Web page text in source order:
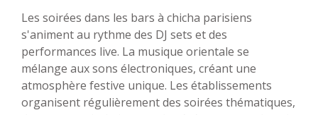
Les soirées dans les bars à chicha parisiens
s'animent au rythme des DJ sets et des
performances live. La musique orientale se
mélange aux sons électroniques, créant une
atmosphère festive unique. Les établissements
organisent régulièrement des soirées thématiques,